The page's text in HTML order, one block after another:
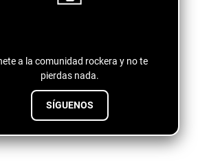
a la comunidad rockera y no te
pierdas nada.
SÍGUENOS